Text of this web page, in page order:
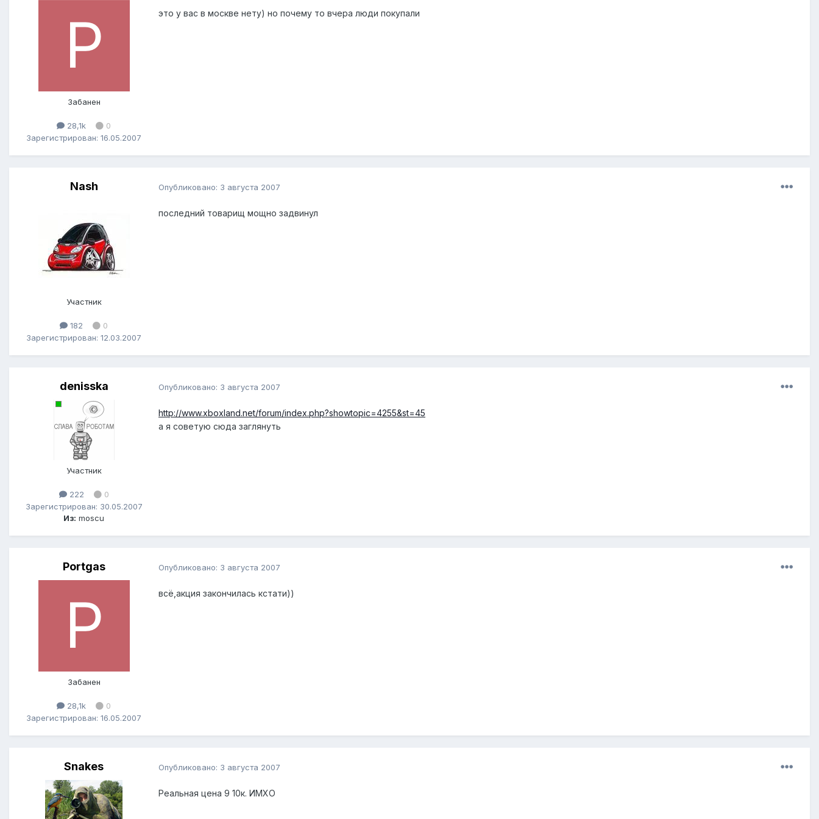
Забанен
28,1k
0
Зарегистрирован: 16.05.2007
это у вас в москве нету) но почему то вчера люди покупали
Nash
Участник
182
0
Зарегистрирован: 12.03.2007
Опубликовано: 3 августа 2007
последний товарищ мощно задвинул
denisska
Участник
222
0
Зарегистрирован: 30.05.2007
Из: moscu
Опубликовано: 3 августа 2007
http://www.xboxland.net/forum/index.php?showtopic=4255&st=45
а я советую сюда заглянуть
Portgas
Забанен
28,1k
0
Зарегистрирован: 16.05.2007
Опубликовано: 3 августа 2007
всё,акция закончилась кстати))
Snakes Опубликовано: 3 августа 2007
Реальная цена 9 10к. ИМХО